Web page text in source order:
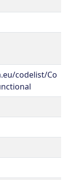
codelist/Co